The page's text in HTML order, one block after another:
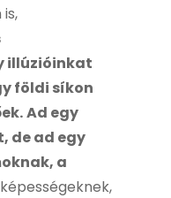
illúzióinkat
földi síkon
Ad egy
de ad egy
a